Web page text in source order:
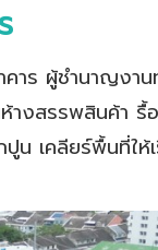
าร ผู้ชำนาญงา
างสรรพสินค้า
เคลียร์พื้นที่ให้